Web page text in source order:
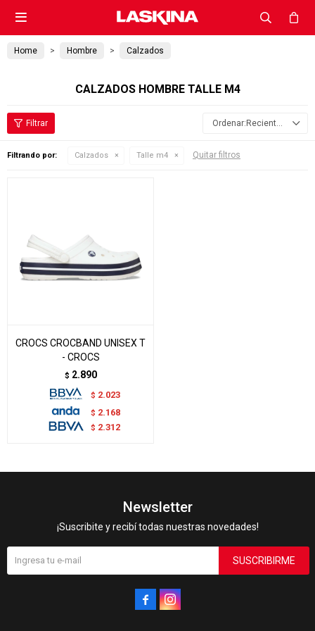

Home Hombre Calzados
CALZADOS HOMBRE TALLE M4
Recientes
Filtrando por: Calzados Talle m4 Quitar filtros
CROCS CROCBAND UNISEX T
- CROCS
$ 2.890
$ 2.023
$ 2.168
$ 2.312
Newsletter
¡Suscribite y recibí todas nuestras novedades!
SUSCRIBIRME
 